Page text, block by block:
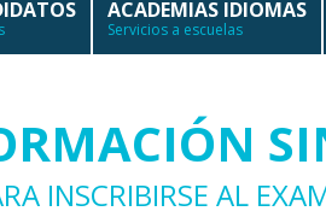
ACADEMIAS IDIOMAS
Servicios a escuelas
INSCRIBIRSE AL